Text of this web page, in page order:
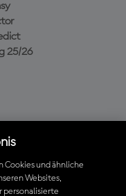
25/26
Cookies und ähnliche
Websites,
personalisierte